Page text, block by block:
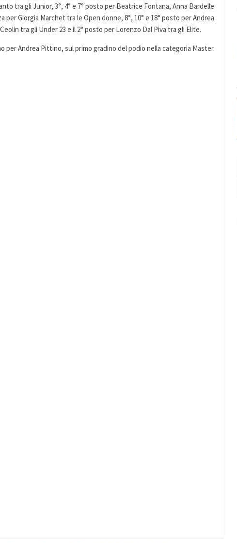
tra gli Junior, 3°, 4° e 7° posto per Beatrice Fontana, Anna Bardelle
per Giorgia Marchet tra le Open donne, 8°, 10° e 18° posto per Andrea
tra gli Under 23 e il 2° posto per Lorenzo Dal Piva tra gli Elite.
per Andrea Pittino, sul primo gradino del podio nella categoria Master.